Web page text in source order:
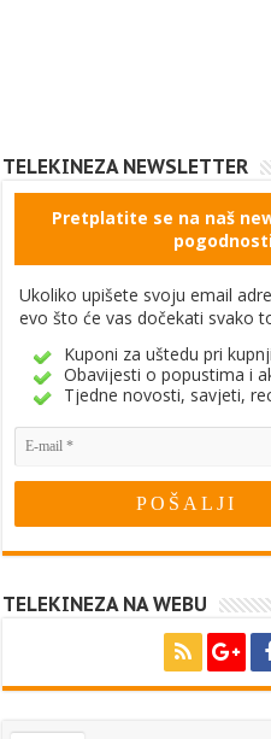
TELEKINEZA NEWSLETTER
Pretplatite se na naš
Ukoliko upišete svoju email
evo što će vas dočekati svako
Kuponi za uštedu pri kupnji
Obavijesti o popustima i
Tjedne novosti, savjeti,
TELEKINEZA NA WEBU